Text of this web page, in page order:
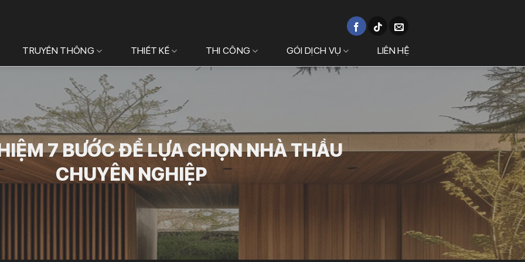
TRUYỀN THÔNG THIẾT KẾ THI CÔNG GÓI DỊCH VỤ LIÊN HỆ
7 BƯỚC ĐỂ LỰA CHỌN NHÀ THẦU
CHUYÊN NGHIỆP